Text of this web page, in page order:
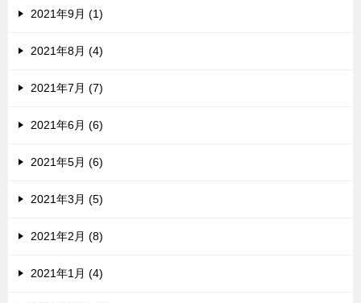
2021年9月 (1)
2021年8月 (4)
2021年7月 (7)
2021年6月 (6)
2021年5月 (6)
2021年3月 (5)
2021年2月 (8)
2021年1月 (4)